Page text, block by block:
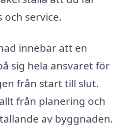
och service.
innebär att en
sig hela ansvaret för
från start till slut.
från planering och
av byggnaden.